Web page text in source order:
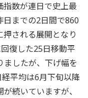
数が連日で史上最
までの2日間で860
される展開となり
復した25日移動平
したが、下げ幅を
平均は6月下旬以降
続いていますが、